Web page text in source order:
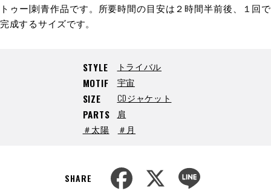
トゥー|刺青作品です。所要時間の目安は２時間半前後、１回で
完成するサイズです。
STYLE トライバル
MOTIF 宇宙
SIZE CDジャケット
PARTS
肩
＃太陽
＃月
SHARE